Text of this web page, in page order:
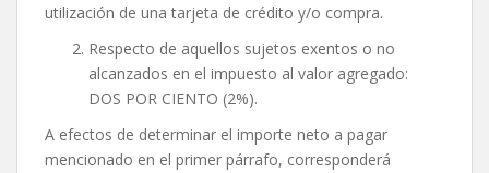
utilización de una tarjeta de crédito y/o compra.
Respecto de aquellos sujetos exentos o no
alcanzados en el impuesto al valor agregado:
DOS POR CIENTO (2%).
A efectos de determinar el importe neto a pagar
mencionado en el primer párrafo, corresponderá